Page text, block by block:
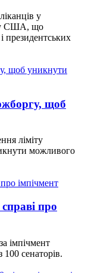
у
США, що
президентських
щоб
ліміту
можливого
про
імпічмент
сенаторів.